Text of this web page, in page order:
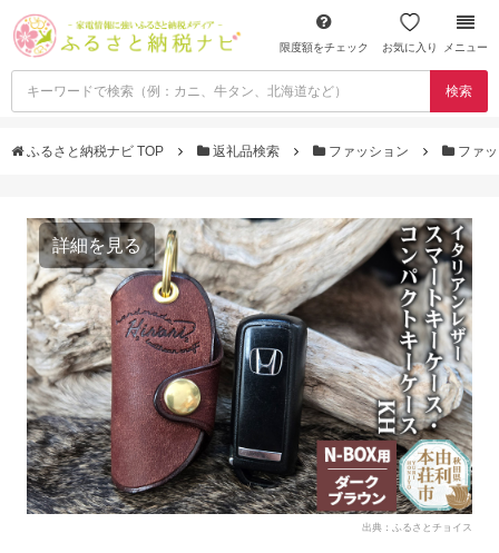
限度額をチェック お気に入り メニュー
検索
ふるさと納税ナビ TOP 返礼品検索 ファッション ファ
詳細を見る
出典：ふるさとチョイス